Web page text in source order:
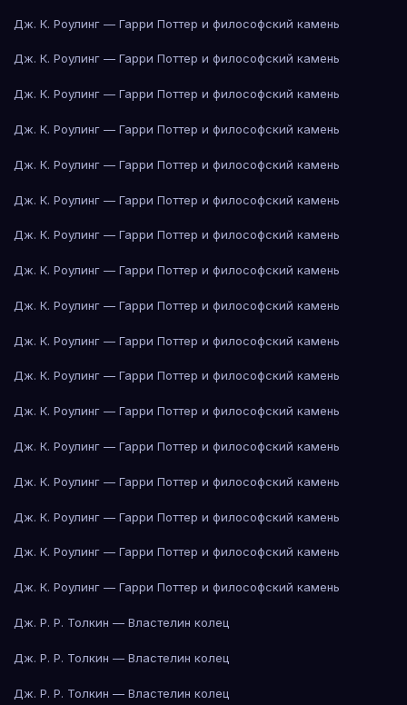
Дж. К. Роулинг — Гарри Поттер и философский камень
Дж. К. Роулинг — Гарри Поттер и философский камень
Дж. К. Роулинг — Гарри Поттер и философский камень
Дж. К. Роулинг — Гарри Поттер и философский камень
Дж. К. Роулинг — Гарри Поттер и философский камень
Дж. К. Роулинг — Гарри Поттер и философский камень
Дж. К. Роулинг — Гарри Поттер и философский камень
Дж. К. Роулинг — Гарри Поттер и философский камень
Дж. К. Роулинг — Гарри Поттер и философский камень
Дж. К. Роулинг — Гарри Поттер и философский камень
Дж. К. Роулинг — Гарри Поттер и философский камень
Дж. К. Роулинг — Гарри Поттер и философский камень
Дж. К. Роулинг — Гарри Поттер и философский камень
Дж. К. Роулинг — Гарри Поттер и философский камень
Дж. К. Роулинг — Гарри Поттер и философский камень
Дж. К. Роулинг — Гарри Поттер и философский камень
Дж. К. Роулинг — Гарри Поттер и философский камень
Дж. Р. Р. Толкин — Властелин колец
Дж. Р. Р. Толкин — Властелин колец
Дж. Р. Р. Толкин — Властелин колец